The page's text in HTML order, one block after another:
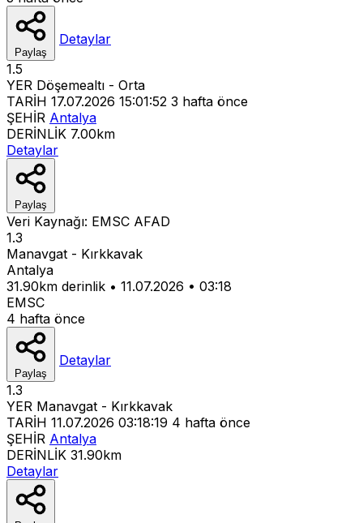
Paylaş
Detaylar
1.5
YER Döşemealtı - Orta
TARİH 17.07.2026 15:01:52 3 hafta önce
ŞEHİR Antalya
DERİNLİK 7.00km
Detaylar
Paylaş
Veri Kaynağı: EMSC AFAD
1.3
Manavgat - Kırkkavak
Antalya
31.90km derinlik • 11.07.2026 • 03:18
EMSC
4 hafta önce
Paylaş
Detaylar
1.3
YER Manavgat - Kırkkavak
TARİH 11.07.2026 03:18:19 4 hafta önce
ŞEHİR Antalya
DERİNLİK 31.90km
Detaylar